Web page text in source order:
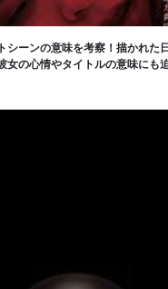
シーンの意味を考察！描かれた
女の心情やタイトルの意味にも